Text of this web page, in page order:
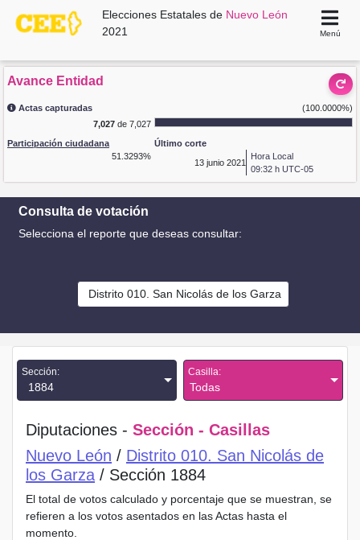
Elecciones Estatales de Nuevo León
2021
Menú
Avance Entidad
Actas capturadas
(100.0000%)
7,027de 7,027
Participación ciudadana
51.3293%
Último corte
13 junio 2021
Hora Local
09:32 h UTC-05
Consulta de votación
Selecciona el reporte que deseas consultar:
Distrito 010. San Nicolás de los Garza
Sección:
1884
Casilla:
Todas
Diputaciones - Sección - Casillas
Nuevo León / Distrito 010. San Nicolás de
los Garza / Sección 1884
El total de votos calculado y porcentaje que se muestran, se
refieren a los votos asentados en las Actas hasta el
momento.